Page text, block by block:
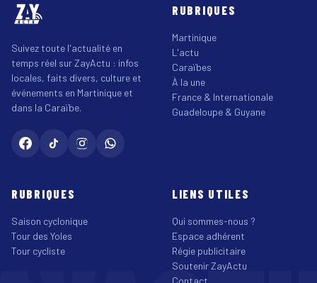
Suivez toute l'actualité en
temps réel sur ZayActu : infos
locales, faits divers, culture et
événements en Martinique et
dans la Caraïbe.
RUBRIQUES
Martinique
L'actu
Caraïbes
À la une
France & Internationale
Guadeloupe & Guyane
RUBRIQUES
Saison cyclonique
Tour des Yoles
Tour cycliste
LIENS UTILES
Qui sommes-nous ?
Espace adhérent
Régie publicitaire
Soutenir ZayActu
Contact